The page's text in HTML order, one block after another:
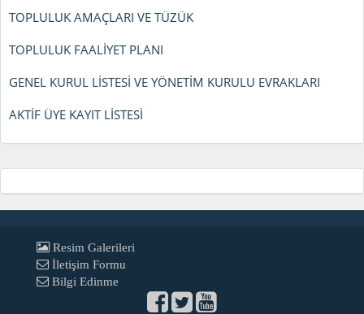
TOPLULUK AMAÇLARI VE TÜZÜK
TOPLULUK FAALİYET PLANI
GENEL KURUL LİSTESİ VE YÖNETİM KURULU EVRAKLARI
AKTİF ÜYE KAYIT LİSTESİ
Resim Galerileri
İletişim Formu
Bilgi Edinme